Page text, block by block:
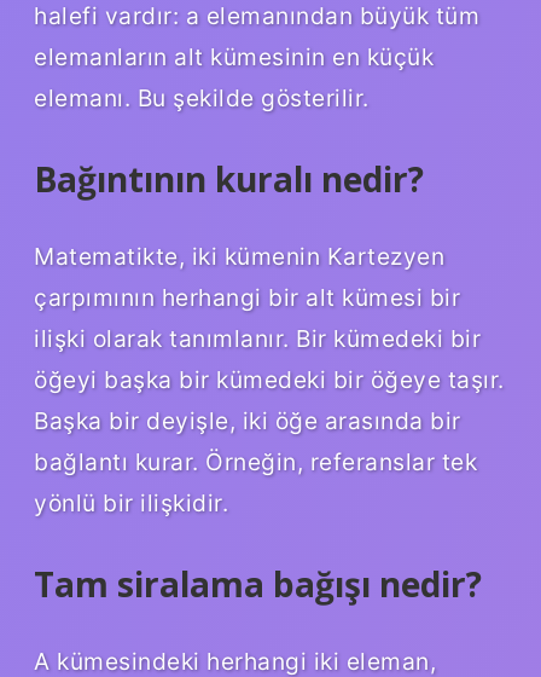
halefi vardır: a elemanından büyük tüm
elemanların alt kümesinin en küçük
elemanı. Bu şekilde gösterilir.
Bağıntının kuralı nedir?
Matematikte, iki kümenin Kartezyen
çarpımının herhangi bir alt kümesi bir
ilişki olarak tanımlanır. Bir kümedeki bir
öğeyi başka bir kümedeki bir öğeye taşır.
Başka bir deyişle, iki öğe arasında bir
bağlantı kurar. Örneğin, referanslar tek
yönlü bir ilişkidir.
Tam siralama bağışı nedir?
A kümesindeki herhangi iki eleman,